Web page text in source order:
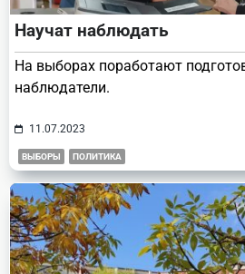
Научат наблюдать
На выборах поработают
наблюдатели.
11.07.2023
ВЫБОРЫ ПОЛИТИКА